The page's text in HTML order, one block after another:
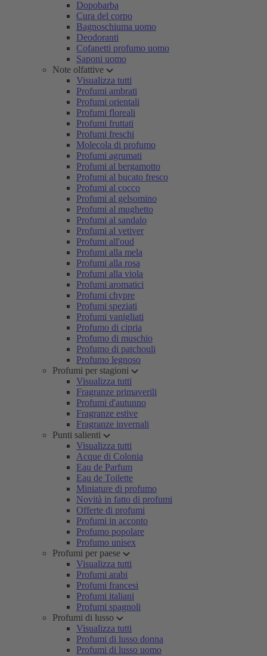
Dopobarba
Cura del corpo
Bagnoschiuma uomo
Deodoranti
Cofanetti profumo uomo
Saponi uomo
Note olfattive
Visualizza tutti
Profumi ambrati
Profumi orientali
Profumi floreali
Profumi fruttati
Profumi freschi
Molecola di profumo
Profumi agrumati
Profumi al bergamotto
Profumi al bucato fresco
Profumi al cocco
Profumi al gelsomino
Profumi al mughetto
Profumi al sandalo
Profumi al vetiver
Profumi all'oud
Profumi alla mela
Profumi alla rosa
Profumi alla viola
Profumi aromatici
Profumi chypre
Profumi speziati
Profumi vanigliati
Profumo di cipria
Profumo di muschio
Profumo di patchouli
Profumo legnoso
Profumi per stagioni
Visualizza tutti
Fragranze primaverili
Profumi d'autunno
Fragranze estive
Fragranze invernali
Punti salienti
Visualizza tutti
Acque di Colonia
Eau de Parfum
Eau de Toilette
Miniature di profumo
Novità in fatto di profumi
Offerte di profumi
Profumi in acconto
Profumo popolare
Profumo unisex
Profumi per paese
Visualizza tutti
Profumi arabi
Profumi francesi
Profumi italiani
Profumi spagnoli
Profumi di lusso
Visualizza tutti
Profumi di lusso donna
Profumi di lusso uomo